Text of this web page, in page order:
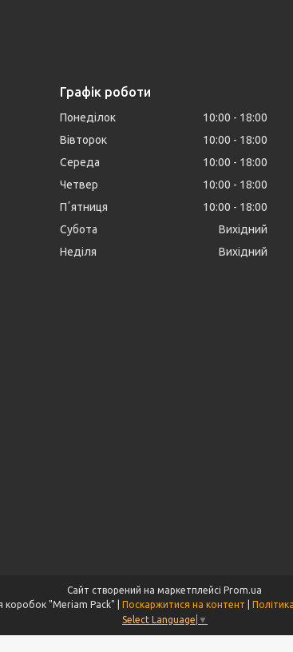
Графік роботи
Понеділок 10:00
18:00
Вівторок
10:00
18:00
Середа
10:00
18:00
Четвер
10:00
18:00
Пʼятниця
10:00
18:00
Субота
Вихідний
Неділя
Вихідний
Сайт створений на маркетплейсі Prom.ua
Поскаржитися на контент
Select Language ▼